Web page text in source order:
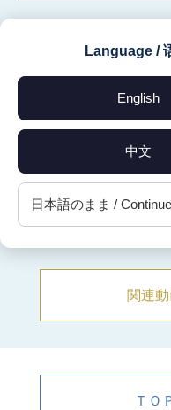
Language /
English
中文
日本語のまま /
関連
ＴＯ